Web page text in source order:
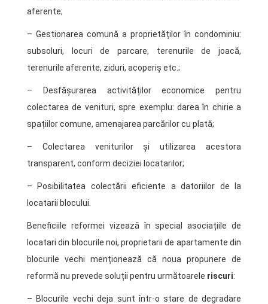
aferente;
– Gestionarea comună a proprietăților în condominiu:
subsoluri, locuri de parcare, terenurile de joacă,
terenurile aferente, ziduri, acoperiș etc.;
– Desfășurarea activităților economice pentru
colectarea de venituri, spre exemplu: darea în chirie a
spațiilor comune, amenajarea parcărilor cu plată;
– Colectarea veniturilor și utilizarea acestora
transparent, conform deciziei locatarilor;
– Posibilitatea colectării eficiente a datoriilor de la
locatarii blocului.
Beneficiile reformei vizează în special asociațiile de
locatari din blocurile noi, proprietarii de apartamente din
blocurile vechi menționează că noua propunere de
reformă nu prevede soluții pentru următoarele riscuri:
– Blocurile vechi deja sunt într-o stare de degradare